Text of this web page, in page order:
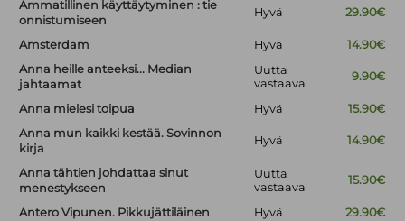
Ammatillinen käyttäytyminen : tie
onnistumiseen
Hyvä 29.90€
Amsterdam Hyvä
14.90€
Anna heille anteeksi... Median
jahtaamat
Uutta
vastaava
9.90€
Anna mielesi toipua Hyvä
15.90€
Anna mun kaikki kestää. Sovinnon
kirja
Hyvä 14.90€
Anna tähtien johdattaa sinut
menestykseen
Uutta
vastaava
15.90€
Antero Vipunen. Pikkujättiläinen Hyvä
29.90€